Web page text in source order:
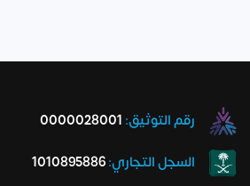
رقم التوثيق: 0000028001
السجل التجاري:1010895886